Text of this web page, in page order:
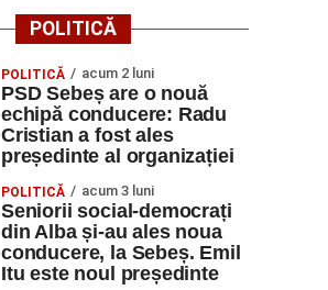
POLITICĂ
POLITICĂ acum 2 luni
PSD Sebeș are o nouă
echipă conducere: Radu
Cristian a fost ales
președinte al organizației
POLITICĂ acum 3 luni
Seniorii social-democrați
din Alba și-au ales noua
conducere, la Sebeș. Emil
Itu este noul președinte